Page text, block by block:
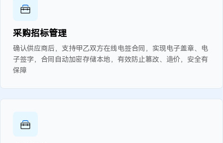
采购招标管理
确认供应商后，支持甲乙双方在线电签合同，实现电子盖章、电
子签字，合同自动加密存储本地，有效防止篡改、造价，安全有
保障